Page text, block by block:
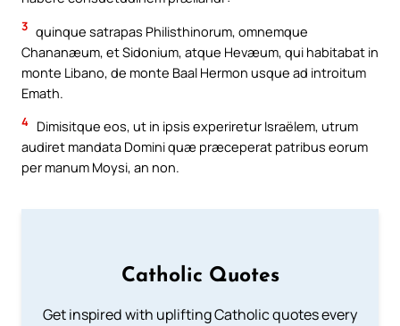
3 quinque satrapas Philisthinorum, omnemque
Chananæum, et Sidonium, atque Hevæum, qui habitabat in
monte Libano, de monte Baal Hermon usque ad introitum
Emath.
4 Dimisitque eos, ut in ipsis experiretur Israëlem, utrum
audiret mandata Domini quæ præceperat patribus eorum
per manum Moysi, an non.
Catholic Quotes
Get inspired with uplifting Catholic quotes every